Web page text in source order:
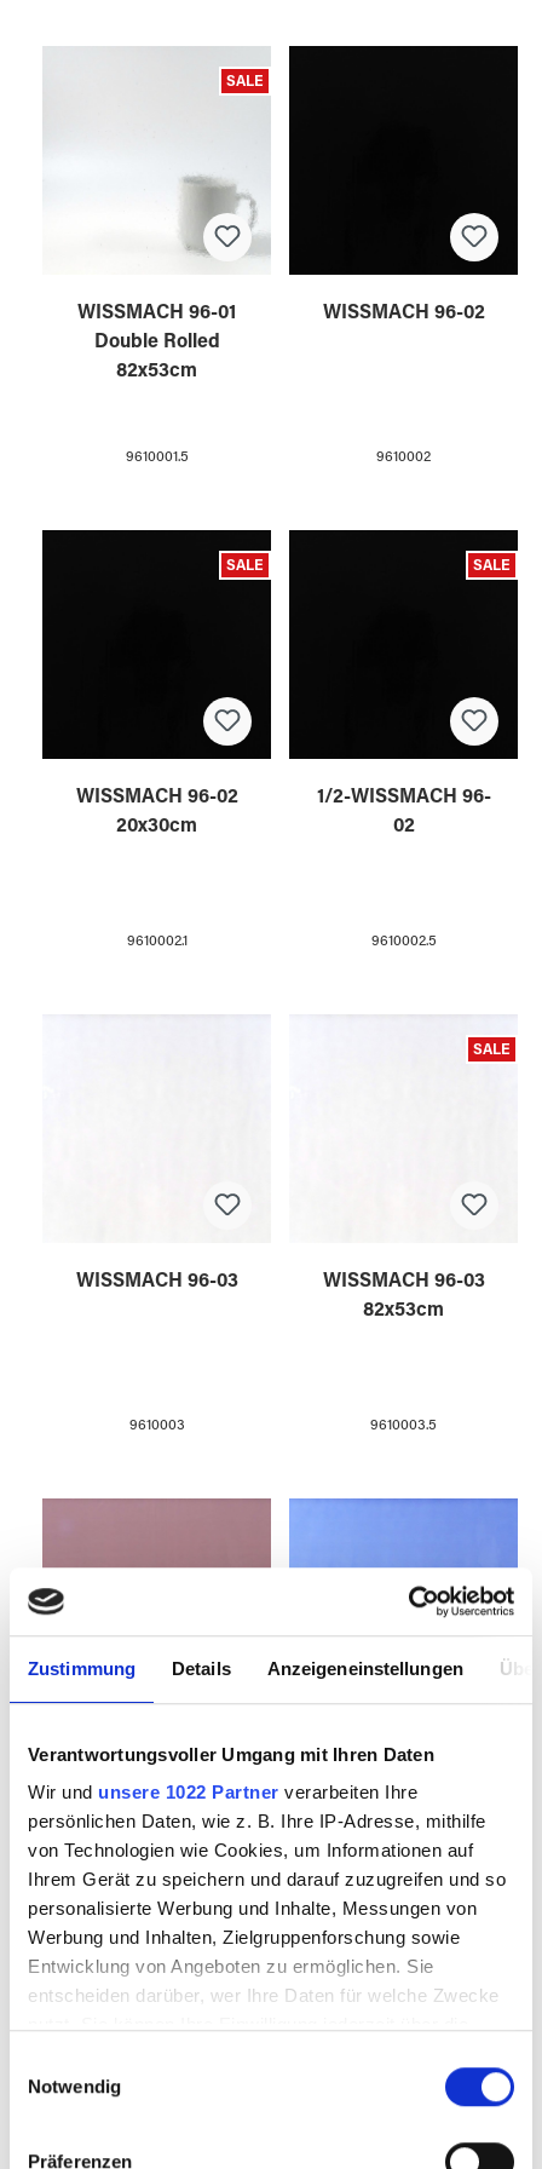
Zustimmung Details Anzeigeneinstellungen
Verantwortungsvoller Umgang mit Ihren Daten
Wir und unsere 1022 Partner verarbeiten Ihre
persönlichen Daten, wie z. B. Ihre IP-Adresse, mithilfe
von Technologien wie Cookies, um Informationen auf
Ihrem Gerät zu speichern und darauf zuzugreifen und so
personalisierte Werbung und Inhalte, Messungen von
Werbung und Inhalten, Zielgruppenforschung sowie
Entwicklung von Angeboten zu ermöglichen. Sie
entscheiden darüber, wer Ihre Daten für welche Zwecke
Trigger Symbol ändern oder widerrufen
Notwendig
Präferenzen
SALE
WISSMACH 96-01
Double Rolled
82x53cm
9610001.5
WISSMACH 96-02
9610002
SALE
WISSMACH 96-02
20x30cm
9610002.1
SALE
1/2-WISSMACH 96-
02
9610002.5
WISSMACH 96-03
9610003
SALE
WISSMACH 96-03
82x53cm
9610003.5
WISSMACH 96-04
9610004
WISSMACH 96-05
9610005